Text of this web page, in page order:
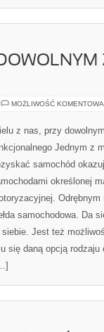
MOŻLIWOŚĆ
z nas, przy
Jednym z
samochód
określonej
samochodowa. Da
Jest też
się daną opcją